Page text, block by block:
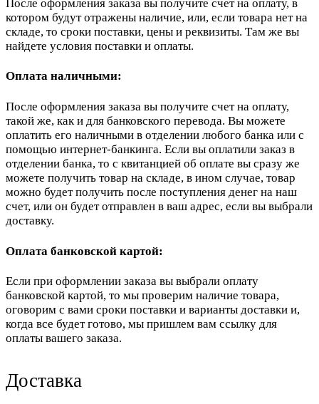
После оформления заказа вы получите счет на оплату, в
котором будут отражены наличие, или, если товара нет на
складе, то сроки поставки, цены и реквизиты. Там же вы
найдете условия поставки и оплаты.
Оплата наличными:
После оформления заказа вы получите счет на оплату,
такой же, как и для банковского перевода. Вы можете
оплатить его наличными в отделении любого банка или с
помощью интернет-банкинга. Если вы оплатили заказ в
отделении банка, то с квитанцией об оплате вы сразу же
можете получить товар на складе, в ином случае, товар
можно будет получить после поступления денег на наш
счет, или он будет отправлен в ваш адрес, если вы выбрали
доставку.
Оплата банковской картой:
Если при оформлении заказа вы выбрали оплату
банковской картой, то мы проверим наличие товара,
оговорим с вами сроки поставки и варианты доставки и,
когда все будет готово, мы пришлем вам ссылку для
оплаты вашего заказа.
Доставка